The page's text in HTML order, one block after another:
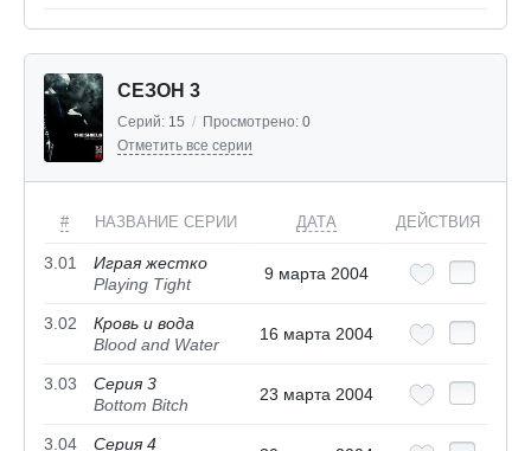
СЕЗОН 3
Серий: 15 / Просмотрено: 0
Отметить все серии
# НАЗВАНИЕ СЕРИИ ДАТА ДЕЙСТВИЯ
3.01
Играя жестко
Playing Tight
9 марта 2004
3.02
Кровь и вода
Blood and Water
16 марта 2004
3.03
Серия 3
Bottom Bitch
23 марта 2004
3.04 Серия 4